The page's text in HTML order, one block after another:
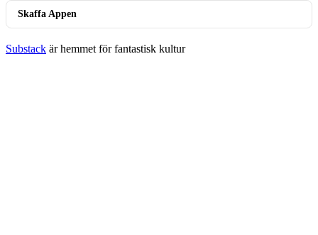
Skaffa Appen
Substack är hemmet för fantastisk kultur